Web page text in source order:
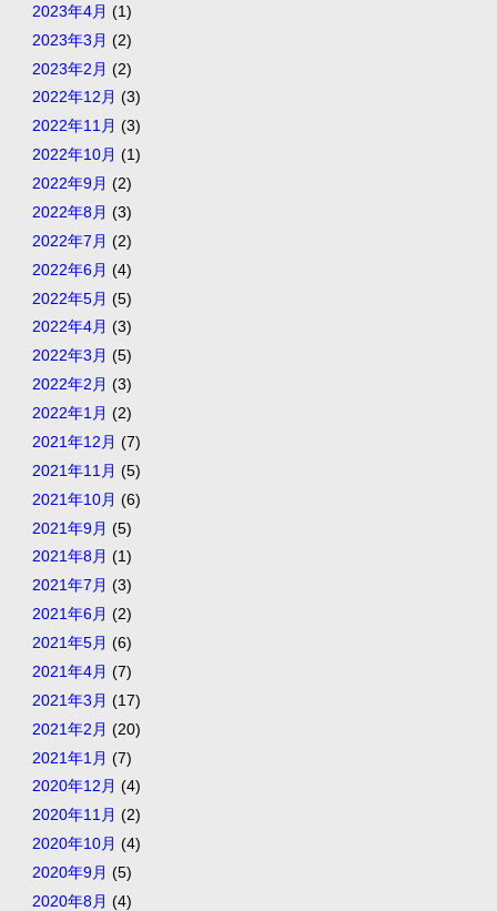
2023年4月 (1)
2023年3月 (2)
2023年2月 (2)
2022年12月 (3)
2022年11月 (3)
2022年10月 (1)
2022年9月 (2)
2022年8月 (3)
2022年7月 (2)
2022年6月 (4)
2022年5月 (5)
2022年4月 (3)
2022年3月 (5)
2022年2月 (3)
2022年1月 (2)
2021年12月 (7)
2021年11月 (5)
2021年10月 (6)
2021年9月 (5)
2021年8月 (1)
2021年7月 (3)
2021年6月 (2)
2021年5月 (6)
2021年4月 (7)
2021年3月 (17)
2021年2月 (20)
2021年1月 (7)
2020年12月 (4)
2020年11月 (2)
2020年10月 (4)
2020年9月 (5)
2020年8月 (4)